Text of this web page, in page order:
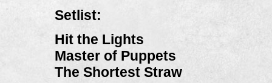
Setlist:
Hit the Lights
Master of Puppets
The Shortest Straw